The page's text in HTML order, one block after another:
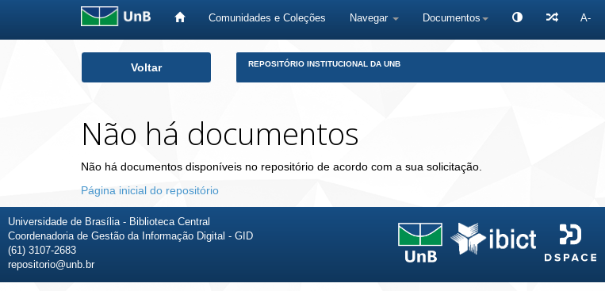
Comunidades e Coleções Navegar Documentos A-
Voltar REPOSITÓRIO INSTITUCIONAL DA UNB
Não há documentos
Não há documentos disponíveis no repositório de acordo com a sua solicitação.
Página inicial do repositório
Universidade de Brasília - Biblioteca Central
Coordenadoria de Gestão da Informação Digital - GID
(61) 3107-2683
repositorio@unb.br